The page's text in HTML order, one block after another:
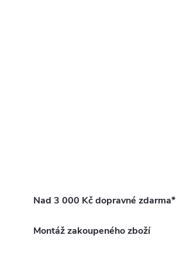
Nad 3 000 Kč dopravné zdarma*
Montáž zakoupeného zboží